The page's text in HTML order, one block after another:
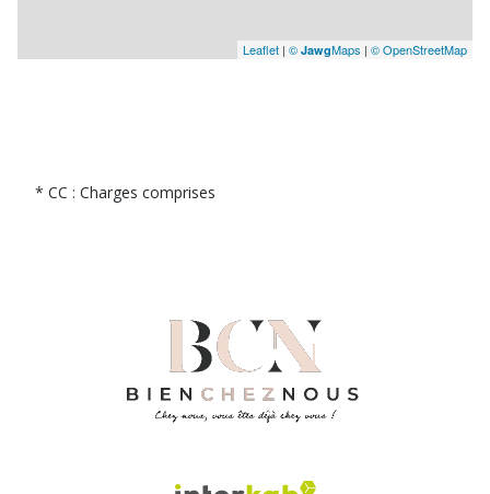
Leaflet | © JawgMaps | © OpenStreetMap
* CC : Charges comprises